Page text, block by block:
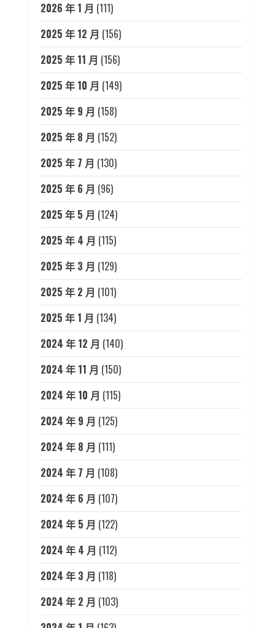
2026 年 1 月 (111)
2025 年 12 月 (156)
2025 年 11 月 (156)
2025 年 10 月 (149)
2025 年 9 月 (158)
2025 年 8 月 (152)
2025 年 7 月 (130)
2025 年 6 月 (96)
2025 年 5 月 (124)
2025 年 4 月 (115)
2025 年 3 月 (129)
2025 年 2 月 (101)
2025 年 1 月 (134)
2024 年 12 月 (140)
2024 年 11 月 (150)
2024 年 10 月 (115)
2024 年 9 月 (125)
2024 年 8 月 (111)
2024 年 7 月 (108)
2024 年 6 月 (107)
2024 年 5 月 (122)
2024 年 4 月 (112)
2024 年 3 月 (118)
2024 年 2 月 (103)